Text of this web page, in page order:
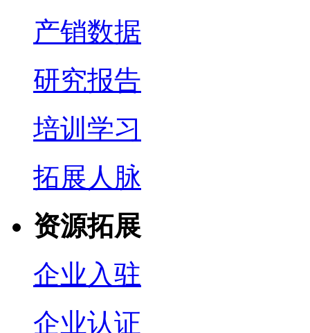
产销数据
研究报告
培训学习
拓展人脉
资源拓展
企业入驻
企业认证